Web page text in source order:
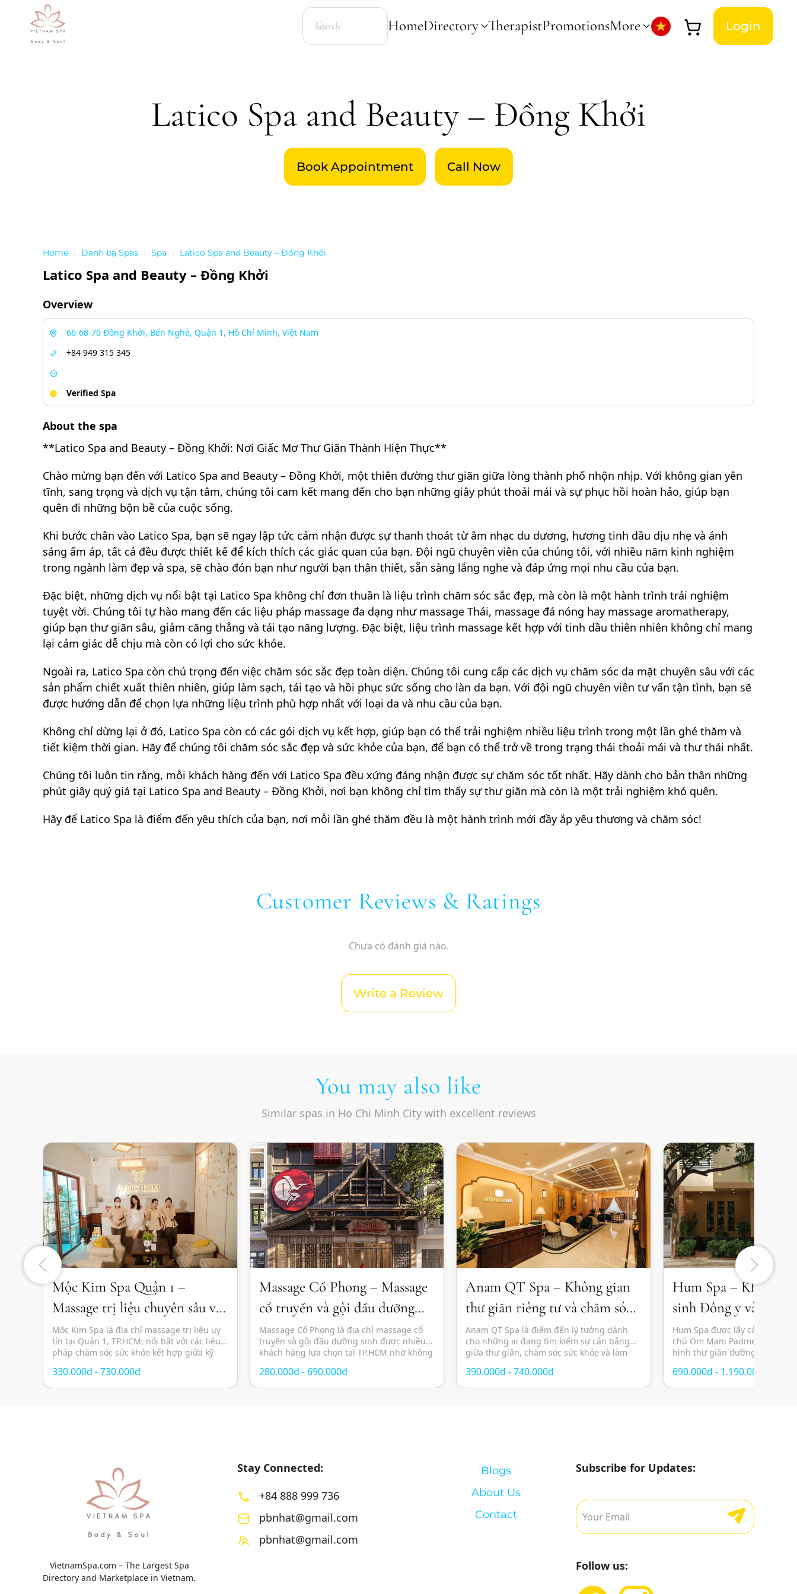
Skip to main content HomeDirectory TherapistPromotionsMore Login
Latico Spa and Beauty – Đồng Khởi
Book Appointment Call Now
Home Danh bạ Spas Spa Latico Spa and Beauty – Đồng Khởi
Latico Spa and Beauty – Đồng Khởi
Overview
66-68-70 Đồng Khởi, Bến Nghé, Quận 1, Hồ Chí Minh, Việt Nam
+84 949 315 345
Verified Spa
About the spa
**Latico Spa and Beauty – Đồng Khởi: Nơi Giấc Mơ Thư Giãn Thành Hiện Thực**
Chào mừng bạn đến với Latico Spa and Beauty – Đồng Khởi, một thiên đường thư giãn giữa lòng thành phố nhộn nhịp. Với không gian yên
tĩnh, sang trọng và dịch vụ tận tâm, chúng tôi cam kết mang đến cho bạn những giây phút thoải mái và sự phục hồi hoàn hảo, giúp bạn
quên đi những bộn bề của cuộc sống.
Khi bước chân vào Latico Spa, bạn sẽ ngay lập tức cảm nhận được sự thanh thoát từ âm nhạc du dương, hương tinh dầu dịu nhẹ và ánh
sáng ấm áp, tất cả đều được thiết kế để kích thích các giác quan của bạn. Đội ngũ chuyên viên của chúng tôi, với nhiều năm kinh nghiệm
trong ngành làm đẹp và spa, sẽ chào đón bạn như người bạn thân thiết, sẵn sàng lắng nghe và đáp ứng mọi nhu cầu của bạn.
Đặc biệt, những dịch vụ nổi bật tại Latico Spa không chỉ đơn thuần là liệu trình chăm sóc sắc đẹp, mà còn là một hành trình trải nghiệm
tuyệt vời. Chúng tôi tự hào mang đến các liệu pháp massage đa dạng như massage Thái, massage đá nóng hay massage aromatherapy,
giúp bạn thư giãn sâu, giảm căng thẳng và tái tạo năng lượng. Đặc biệt, liệu trình massage kết hợp với tinh dầu thiên nhiên không chỉ mang
lại cảm giác dễ chịu mà còn có lợi cho sức khỏe.
Ngoài ra, Latico Spa còn chú trọng đến việc chăm sóc sắc đẹp toàn diện. Chúng tôi cung cấp các dịch vụ chăm sóc da mặt chuyên sâu với các
sản phẩm chiết xuất thiên nhiên, giúp làm sạch, tái tạo và hồi phục sức sống cho làn da bạn. Với đội ngũ chuyên viên tư vấn tận tình, bạn sẽ
được hướng dẫn để chọn lựa những liệu trình phù hợp nhất với loại da và nhu cầu của bạn.
Không chỉ dừng lại ở đó, Latico Spa còn có các gói dịch vụ kết hợp, giúp bạn có thể trải nghiệm nhiều liệu trình trong một lần ghé thăm và
tiết kiệm thời gian. Hãy để chúng tôi chăm sóc sắc đẹp và sức khỏe của bạn, để bạn có thể trở về trong trạng thái thoải mái và thư thái nhất.
Chúng tôi luôn tin rằng, mỗi khách hàng đến với Latico Spa đều xứng đáng nhận được sự chăm sóc tốt nhất. Hãy dành cho bản thân những
phút giây quý giá tại Latico Spa and Beauty – Đồng Khởi, nơi bạn không chỉ tìm thấy sự thư giãn mà còn là một trải nghiệm khó quên.
Hãy để Latico Spa là điểm đến yêu thích của bạn, nơi mỗi lần ghé thăm đều là một hành trình mới đầy ắp yêu thương và chăm sóc!
Customer Reviews & Ratings
Chưa có đánh giá nào.
Write a Review
You may also like
Similar spas in Ho Chi Minh City with excellent reviews
Mộc Kim Spa Quận 1 –
Massage trị liệu chuyên sâu và
thư giãn chuẩn Nhật
Mộc Kim Spa là địa chỉ massage trị liệu uy
tín tại Quận 1, TP.HCM, nổi bật với các liệu
pháp chăm sóc sức khỏe kết hợp giữa kỹ
nhiên và không gian thư giãn mang cảm
hứng Nhật Bản. Các liệu trình được thiết kế
330.000đ - 730.000đ
Massage Cổ Phong – Massage
cổ truyền và gội đầu dưỡng
sinh thư giãn
Massage Cổ Phong là địa chỉ massage cổ
truyền và gội đầu dưỡng sinh được nhiều
khách hàng lựa chọn tại TP.HCM nhờ không
chăm sóc sức khỏe theo phương pháp
Đông phương. Spa mang đến trải nghiệm
280.000đ - 690.000đ
Anam QT Spa – Không gian
thư giãn riêng tư và chăm sóc
sức khỏe toàn diện
Anam QT Spa là điểm đến lý tưởng dành
cho những ai đang tìm kiếm sự cân bằng
giữa thư giãn, chăm sóc sức khỏe và làm
thành phố. Với triết lý chăm sóc cá nhân
hóa, spa mang đến đa dạng dịch vụ từ
390.000đ - 740.000đ
Hum Spa – Không
sinh Đông y và thư
tĩnh
Hum Spa được lấy cảm hứng
chú Om Mani Padme Hum,
hình thư giãn dưỡng sinh
– tâm – trí giữa nhịp sống
lực. Không chỉ đơn thuần là
690.000đ - 1.190.000đ
VietnamSpa.com – The Largest Spa
Directory and Marketplace in Vietnam.
Stay Connected:
+84 888 999 736
pbnhat@gmail.com
pbnhat@gmail.com
Blogs
About Us
Contact
Subscribe for Updates:
Follow us: